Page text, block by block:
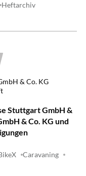
Heftarchiv
& Co. KG
Stuttgart GmbH &
& Co. KG und
Caravaning